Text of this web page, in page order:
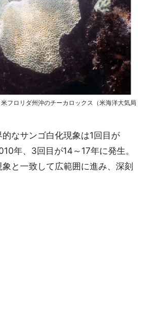
フロリダ州沖のチーカロックス（米海洋大気局
なサンゴ白化現象は1回目が
年、3回目が14～17年に発生。
と一致して広範囲に進み、深刻